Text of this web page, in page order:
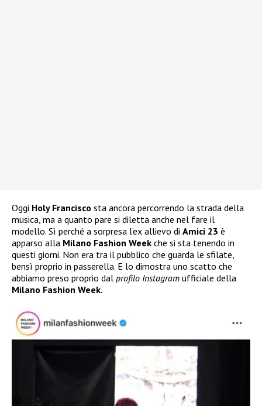
Oggi Holy Francisco sta ancora percorrendo la strada della
musica, ma a quanto pare si diletta anche nel fare il
modello. Sì perché a sorpresa l’ex allievo di Amici 23 è
apparso alla Milano Fashion Week che si sta tenendo in
questi giorni. Non era tra il pubblico che guarda le sfilate,
bensì proprio in passerella. E lo dimostra uno scatto che
abbiamo preso proprio dal profilo Instagram ufficiale della
Milano Fashion Week.